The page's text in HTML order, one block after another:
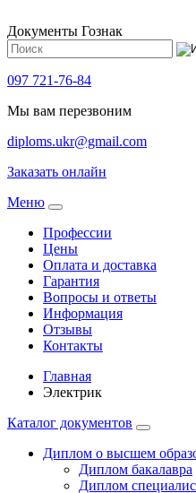
Документы Гознак
097 721-76-84
Мы вам перезвоним
diploms.ukr@gmail.com
Заказать онлайн
Meню
Профессии
Цены
Оплата и доставка
Гарантия
Вопросы и ответы
Информация
Отзывы
Контакты
Главная
Электрик
Каталог документов
Диплом о высшем
Диплом бакалавра
Диплом